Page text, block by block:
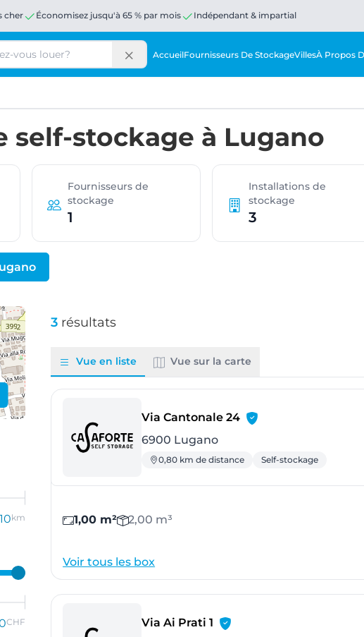
cher Économisez jusqu'à 65 % par mois Indépendant & impartial
AccueilFournisseurs De StockageVillesÀ Propos
self-stockage à Lugano
Fournisseurs de
stockage
1
Installations de
stockage
3
3 résultats
Vue en liste Vue sur la carte
Via Cantonale 24- Lugano
6900 Lugano
0,80 km de distance Self-stockage
1,00 m² 2,00 m³
Voir tous les box
Via Ai Prati 1 - Bedano
10km
CHF